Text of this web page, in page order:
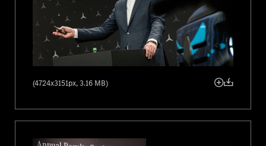
Investície, voľný peňažný tok a čistá likvidita
Voľný peňažný tok z priemyselnej činnosti dosiahol v hospodárskom
roku 2023 výšku 11,3 mld. € (2022: 8,1 mld. €), čo je spôsobené najmä
vysokou ziskovosťou, vysokým konverzným kurzom hotovosti a nižším
prevádzkovým kapitálom. Čistá likvidita priemyselnej činnosti sa
zvýšila na 31,7 mld. € (2022: 26,6 mld. €). Investície koncernu do
hmotných aktív dosiahli za celý rok 3,7 mld. € (2022: 3,5 mld. €).
Náklady na výskum a vývoj predstavovali 10,0 mld. € (2022: 8,5 mld.
(4724x3151px, 3.16 MB)